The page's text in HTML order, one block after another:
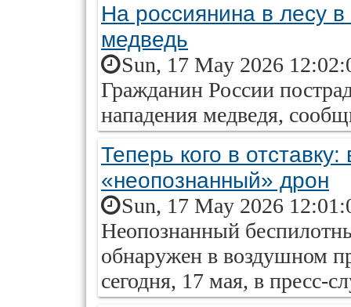
На россиянина в лесу
медведь
Sun, 17 May 2026
Гражданин России
нападения медведя,
Теперь кого в
«неопознанный» дрон
Sun, 17 May 2026
Неопознанный
обнаружен в воздушном
сегодня, 17 мая, в пресс-